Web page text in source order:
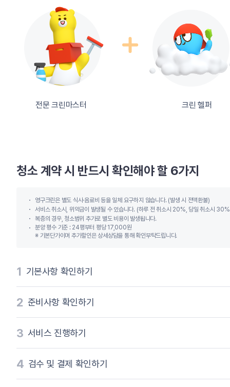
전문 크린마스터 크린 헬퍼
청소 계약 시 반드시 확인해야 할 6가지
영구크린은 별도 식사∙음료비 등을 일체 요구하지 않습니다. (발생 시 전액환불)
서비스 취소시, 위약금이 발생될 수 있습니다. (하루 전 취소시 20%, 당일 취소시
복층의 경우, 청소범위 추가로 별도 비용이 발생됩니다.
분양 평수 기준 : 24평부터 평당 17,000원
※ 기본단가이며 추가할인은 상세상담을 통해 확인부탁드립니다.
1 기본사항 확인하기
2 준비사항 확인하기
3 서비스 진행하기
4 검수 및 결제 확인하기